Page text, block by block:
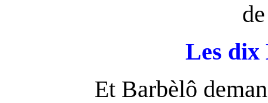
Les dix
Et Barbèlô